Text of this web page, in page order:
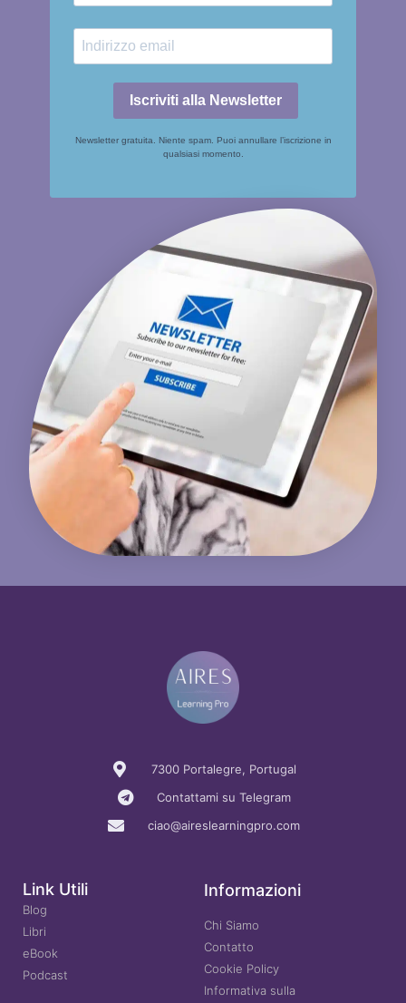
Iscriviti alla Newsletter
Newsletter gratuita. Niente spam. Puoi annullare l’iscrizione in
qualsiasi momento.
7300 Portalegre, Portugal
Contattami su Telegram
ciao@aireslearningpro.com
Link Utili
Blog
Libri
eBook
Podcast
Informazioni
Chi Siamo
Contatto
Cookie Policy
Informativa sulla